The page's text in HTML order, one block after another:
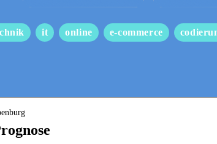
it online e-commerce